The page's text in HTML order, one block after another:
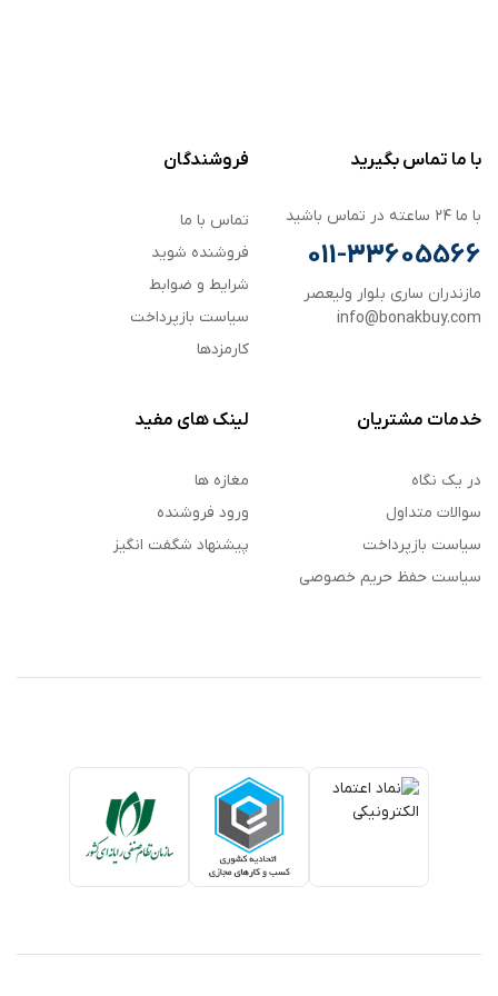
با ما تماس بگیرید
با ما ۲۴ ساعته در تماس باشید
011-33605566
مازندران ساری بلوار ولیعصر
info@bonakbuy.com
فروشندگان
تماس با ما
فروشنده شوید
شرایط و ضوابط
سیاست بازپرداخت
کارمزدها
خدمات مشتریان
در یک نگاه
سوالات متداول
سیاست بازپرداخت
سیاست حفظ حریم خصوصی
لینک های مفید
مغازه ها
ورود فروشنده
پیشنهاد شگفت انگیز